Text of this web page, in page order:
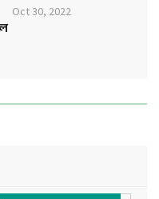
Oct 30, 2022